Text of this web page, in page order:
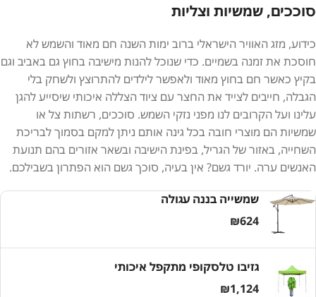
סוככים, שמשיות וצליות
כידוע, מזג האוויר הישראלי ברוב ימות השנה חם מאוד והשמש לא
חוסכת את זמנה בשמיים. כדי שנוכל להנות מישיבה בחוץ גם באביב וגם
בקיץ כאשר חם בחוץ מאוד ולאפשר לילדים להתרוצץ ולשחק בלי
הגבלה, חייבים לצייד את החצר עם ציוד הצללה איכותי שיסייע להגן
עלינו ועל הקרובים לנו מפני נזקי השמש. סוככים, רשתות צל או
שמשיות הם מוצרי חובה בכל גינה אותם ניתן למקם בסמוך לבריכת
השחייה, באזור של הגריל, בפינת הישיבה ובשאר אזורים בהם תנועת
האנשים ערה. יורד גשם? אין בעיה, סוכך גשם הוא הפתרון בשבילכם.
שמשייה בננה עגולה
₪624
גזיבו טלסקופי מתקפל איכותי
₪1,124